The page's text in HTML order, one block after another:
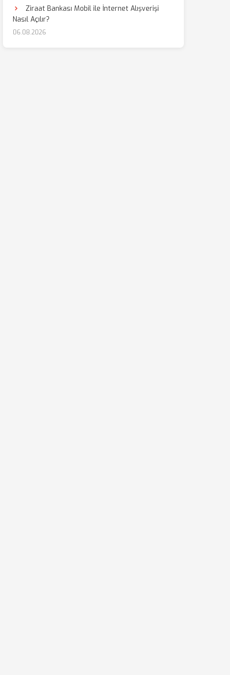
Ziraat Bankası Mobil ile İnternet Alışverişi
Nasıl Açılır?
06.08.2026